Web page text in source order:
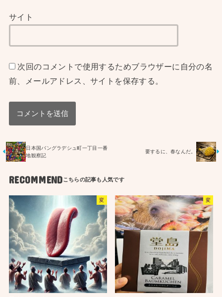
サイト
次回のコメントで使用するためブラウザーに自分の名
前、メールアドレス、サイトを保存する。
日本国バングラデシュ町一丁目一番
地観察記
要するに、春なんだ。
RECOMMEND
変 変